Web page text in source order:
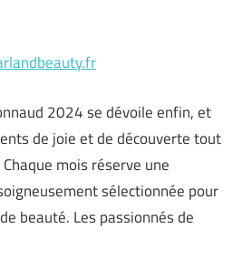
2024 se dévoile enfin, et
de joie et de découverte tout
mois réserve une
sélectionnée pour
beauté. Les passionnés de